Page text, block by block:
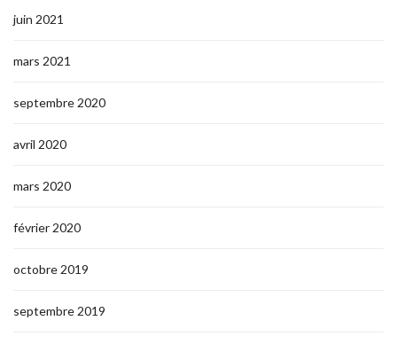
juin 2021
mars 2021
septembre 2020
avril 2020
mars 2020
février 2020
octobre 2019
septembre 2019